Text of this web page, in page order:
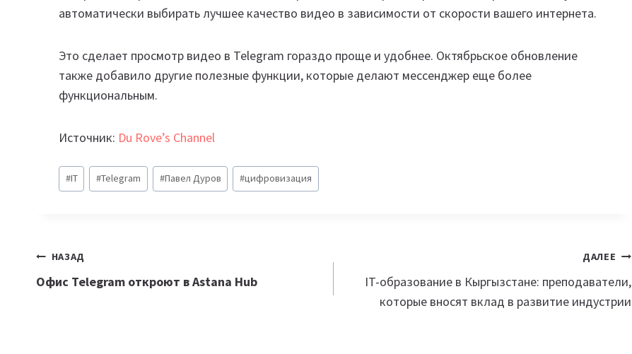
автоматически выбирать лучшее качество видео в зависимости от скорости вашего интернета.
Это сделает просмотр видео в Telegram гораздо проще и удобнее. Октябрьское обновление
также добавило другие полезные функции, которые делают мессенджер еще более
функциональным.
Источник: Du Rove’s Channel
Метки
записи:
#IT #Telegram #Павел Дуров #цифровизация
Навигация
по
НАЗАД
Офис Telegram откроют в Astana Hub
ДАЛЕЕ
IT-образование в Кыргызстане: преподаватели,
которые вносят вклад в развитие индустрии